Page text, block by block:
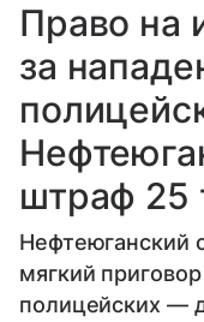
Право на
за
штраф 25
Нефтеюганский
мягкий
полицейских —